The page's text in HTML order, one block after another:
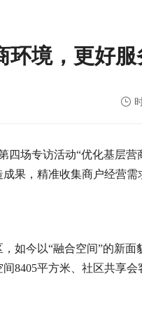
环境，更好
四场专访活动“优化基层
果，精准收集商户经营
如今以“融合空间”的新
8405平方米、社区共享